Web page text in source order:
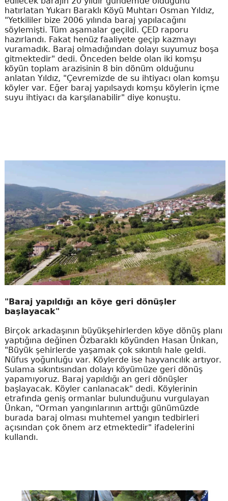
hatırlatan Yukarı Baraklı Köyü Muhtarı Osman Yıldız,
"Yetkililer bize 2006 yılında baraj yapılacağını
söylemişti. Tüm aşamalar geçildi. ÇED raporu
hazırlandı. Fakat henüz faaliyete geçip kazmayı
vuramadık. Baraj olmadığından dolayı suyumuz boşa
gitmektedir" dedi. Önceden belde olan iki komşu
köyün toplam arazisinin 8 bin dönüm olduğunu
anlatan Yıldız, "Çevremizde de su ihtiyacı olan komşu
köyler var. Eğer baraj yapılsaydı komşu köylerin içme
suyu ihtiyacı da karşılanabilir" diye konuştu.
"Baraj yapıldığı an köye geri dönüşler
başlayacak"
Birçok arkadaşının büyükşehirlerden köye dönüş planı
yaptığına değinen Özbaraklı köyünden Hasan Ünkan,
"Büyük şehirlerde yaşamak çok sıkıntılı hale geldi.
Nüfus yoğunluğu var. Köylerde ise hayvancılık artıyor.
Sulama sıkıntısından dolayı köyümüze geri dönüş
yapamıyoruz. Baraj yapıldığı an geri dönüşler
başlayacak. Köyler canlanacak" dedi. Köylerinin
etrafında geniş ormanlar bulunduğunu vurgulayan
Ünkan, "Orman yangınlarının arttığı günümüzde
burada baraj olması muhtemel yangın tedbirleri
açısından çok önem arz etmektedir" ifadelerini
kullandı.